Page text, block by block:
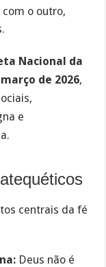
o outro,
Nacional da
de 2026,
e
centrais da fé
Deus não é